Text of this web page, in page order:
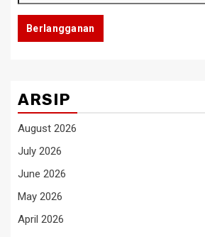
Email
Berlangganan
ARSIP
August 2026
July 2026
June 2026
May 2026
April 2026